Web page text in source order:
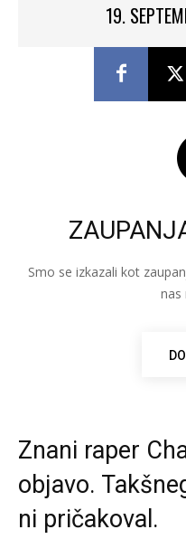
19.
Smo se izkazali kot
nas
Znani raper
objavo.
ni pričakoval.